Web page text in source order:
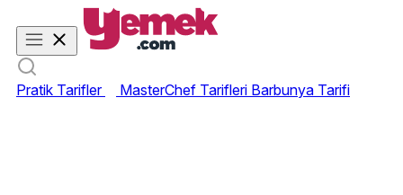
Pratik Tarifler MasterChef Tarifleri Barbunya Tarifi